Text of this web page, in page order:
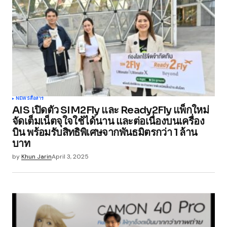
NEWSสื่อสาร
AIS เปิดตัว SIM2Fly และ Ready2Fly แพ็กใหม่
จัดเต็มเน็ตจุใจใช้ได้นาน และต่อเนื่องบนเครื่อง
บิน พร้อมรับสิทธิพิเศษจากพันธมิตรกว่า 1 ล้าน
บาท
byKhun JarinApril 3, 2025